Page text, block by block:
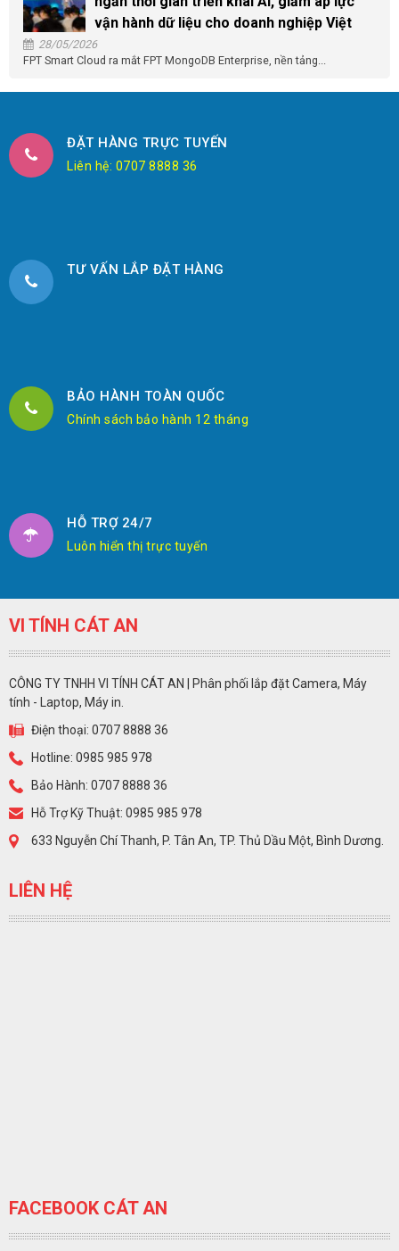
vận hành dữ liệu cho doanh nghiệp Việt
28/05/2026
FPT Smart Cloud ra mắt FPT MongoDB Enterprise, nền tảng...
ĐẶT HÀNG TRỰC TUYẾN
Liên hệ: 0707 8888 36
TƯ VẤN LẮP ĐẶT HÀNG
BẢO HÀNH TOÀN QUỐC
Chính sách bảo hành 12 tháng
HỖ TRỢ 24/7
Luôn hiển thị trực tuyến
VI TÍNH CÁT AN
CÔNG TY TNHH VI TÍNH CÁT AN | Phân phối lắp đặt Camera, Máy
tính - Laptop, Máy in.
Điện thoại: 0707 8888 36
Hotline: 0985 985 978
Bảo Hành: 0707 8888 36
Hỗ Trợ Kỹ Thuật: 0985 985 978
633 Nguyễn Chí Thanh, P. Tân An, TP. Thủ Dầu Một, Bình Dương.
LIÊN HỆ
FACEBOOK CÁT AN